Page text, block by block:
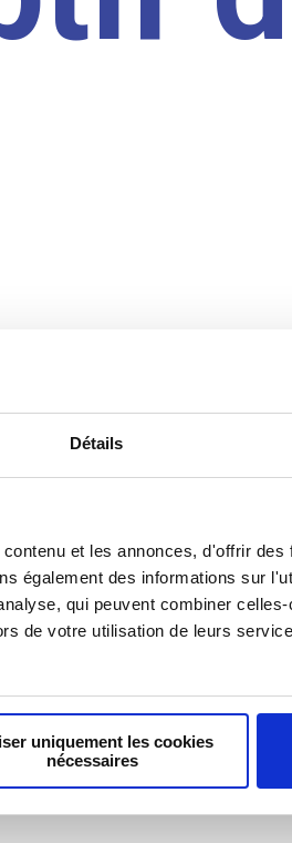
Détails
et les annonces, d'offrir
également des informations sur
qui peuvent combiner
de votre utilisation de leurs
uniquement les cookies
nécessaires